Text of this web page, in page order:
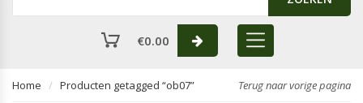
€0.00
Home Producten getagged “ob07” Terug naar vorige pagina